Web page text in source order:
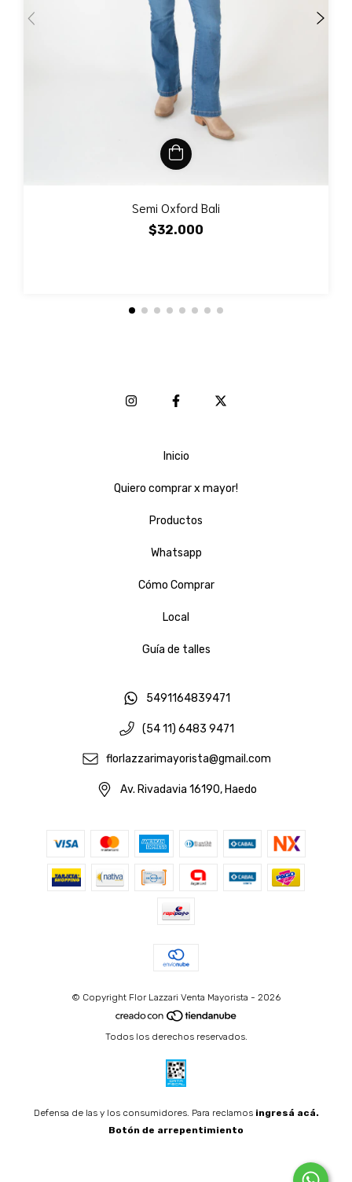
Semi Oxford Bali
$32.000
Inicio
Quiero comprar x mayor!
Productos
Whatsapp
Cómo Comprar
Local
Guía de talles
5491164839471
(54 11) 6483 9471
florlazzarimayorista@gmail.com
Av. Rivadavia 16190, Haedo
© Copyright Flor Lazzari Venta Mayorista - 2026
Todos los derechos reservados.
Defensa de las y los consumidores. Para reclamos ingresá acá.
Botón de arrepentimiento